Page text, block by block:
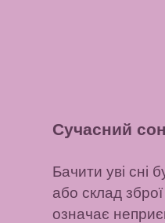
Сучасний
Бачити уві сні
або склад
означає